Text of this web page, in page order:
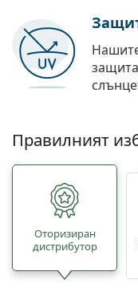
Правилният
Oторизиран
дистрибутор